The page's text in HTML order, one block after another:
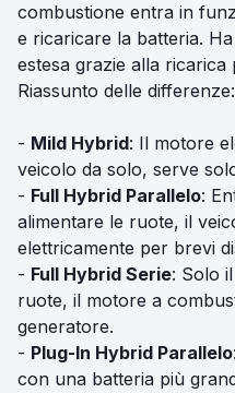
combustione entra in
e ricaricare la batteria.
estesa grazie alla ricarica
Riassunto delle differenze:
- Mild Hybrid: Il motore
veicolo da solo, serve
- Full Hybrid Parallelo:
alimentare le ruote, il
elettricamente per brevi
- Full Hybrid Serie: Solo
ruote, il motore a
generatore.
- Plug-In Hybrid Parallelo
con una batteria più